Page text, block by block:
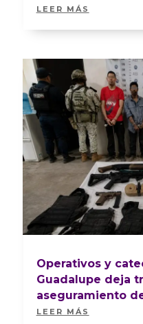
LEER MÁS
Operativos y
Guadalupe deja
aseguramiento
LEER MÁS